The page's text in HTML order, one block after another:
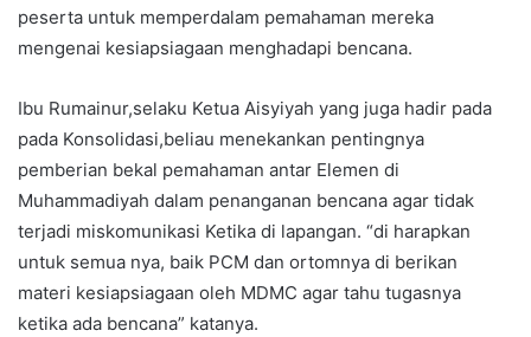
peserta untuk memperdalam pemahaman mereka
mengenai kesiapsiagaan menghadapi bencana.
Ibu Rumainur,selaku Ketua Aisyiyah yang juga hadir pada
pada Konsolidasi,beliau menekankan pentingnya
pemberian bekal pemahaman antar Elemen di
Muhammadiyah dalam penanganan bencana agar tidak
terjadi miskomunikasi Ketika di lapangan. “di harapkan
untuk semua nya, baik PCM dan ortomnya di berikan
materi kesiapsiagaan oleh MDMC agar tahu tugasnya
ketika ada bencana” katanya.